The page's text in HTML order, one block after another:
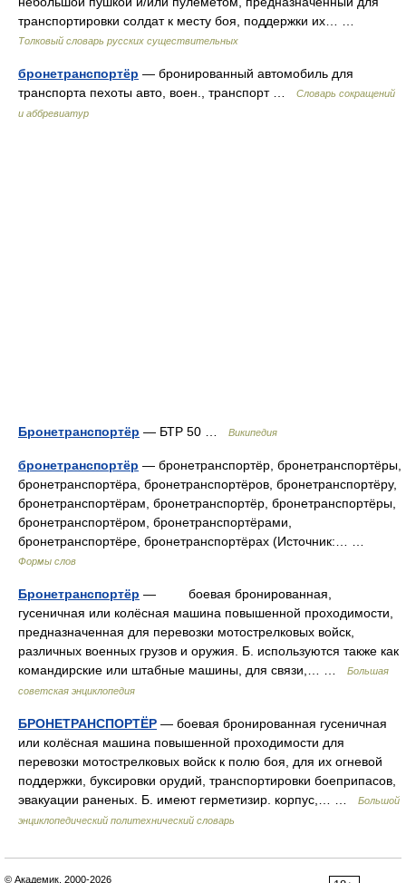
транспортировки солдат к месту боя, поддержки их… …
Толковый словарь русских существительных
бронетранспортёр — бронированный автомобиль для
транспорта пехоты авто, воен., транспорт …
Словарь сокращений
и аббревиатур
Бронетранспортёр — БТР 50 … Википедия
бронетранспортёр — бронетранспортёр, бронетранспортёры,
бронетранспортёра, бронетранспортёров, бронетранспортёру,
бронетранспортёрам, бронетранспортёр, бронетранспортёры,
бронетранспортёром, бронетранспортёрами,
бронетранспортёре, бронетранспортёрах (Источник:… …
Формы слов
Бронетранспортёр — боевая бронированная,
гусеничная или колёсная машина повышенной проходимости,
предназначенная для перевозки мотострелковых войск,
различных военных грузов и оружия. Б. используются также как
командирские или штабные машины, для связи,… …
Большая
советская энциклопедия
БРОНЕТРАНСПОРТЁР — боевая бронированная гусеничная
или колёсная машина повышенной проходимости для
перевозки мотострелковых войск к полю боя, для их огневой
поддержки, буксировки орудий, транспортировки боеприпасов,
эвакуации раненых. Б. имеют герметизир. корпус,… …
Большой
энциклопедический политехнический словарь
© Академик, 2000-2026